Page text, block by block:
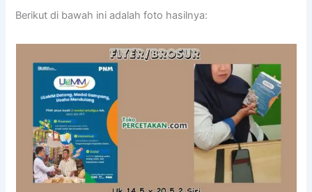
Berikut di bawah ini adalah foto hasilnya: